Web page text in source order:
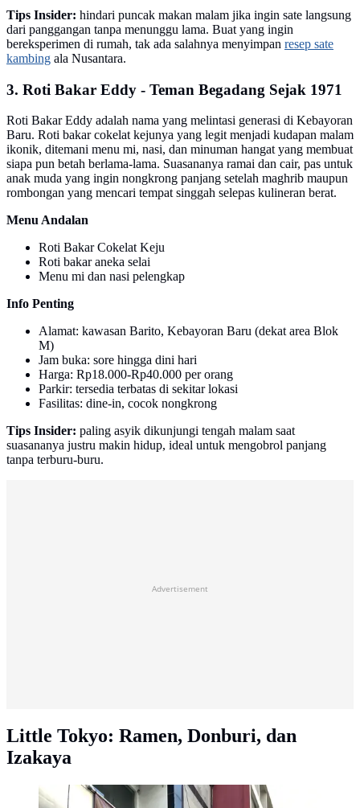
Tips Insider: hindari puncak makan malam jika ingin sate langsung
dari panggangan tanpa menunggu lama. Buat yang ingin
bereksperimen di rumah, tak ada salahnya menyimpan resep sate
kambing ala Nusantara.
3. Roti Bakar Eddy - Teman Begadang Sejak 1971
Roti Bakar Eddy adalah nama yang melintasi generasi di Kebayoran
Baru. Roti bakar cokelat kejunya yang legit menjadi kudapan malam
ikonik, ditemani menu mi, nasi, dan minuman hangat yang membuat
siapa pun betah berlama-lama. Suasananya ramai dan cair, pas untuk
anak muda yang ingin nongkrong panjang setelah maghrib maupun
rombongan yang mencari tempat singgah selepas kulineran berat.
Menu Andalan
Roti Bakar Cokelat Keju
Roti bakar aneka selai
Menu mi dan nasi pelengkap
Info Penting
Alamat: kawasan Barito, Kebayoran Baru (dekat area Blok
M)
Jam buka: sore hingga dini hari
Harga: Rp18.000-Rp40.000 per orang
Parkir: tersedia terbatas di sekitar lokasi
Fasilitas: dine-in, cocok nongkrong
Tips Insider: paling asyik dikunjungi tengah malam saat
suasananya justru makin hidup, ideal untuk mengobrol panjang
tanpa terburu-buru.
Advertisement
Little Tokyo: Ramen, Donburi, dan
Izakaya